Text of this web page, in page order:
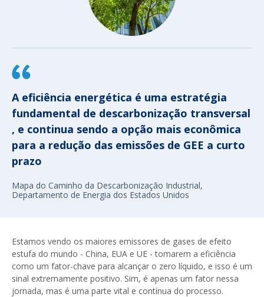
A eficiência energética é uma estratégia
fundamental de descarbonização transversal
, e continua sendo a opção mais econômica
para a redução das emissões de GEE a curto
prazo
Mapa do Caminho da Descarbonização Industrial,
Departamento de Energia dos Estados Unidos
Estamos vendo os maiores emissores de gases de efeito
estufa do mundo - China, EUA e UE - tomarem a eficiência
como um fator-chave para alcançar o zero líquido, e isso é um
sinal extremamente positivo. Sim, é apenas um fator nessa
jornada, mas é uma parte vital e contínua do processo.